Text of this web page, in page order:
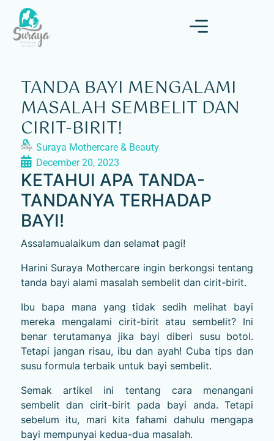
TANDA BAYI MENGALAMI
MASALAH SEMBELIT DAN
CIRIT-BIRIT!
Suraya Mothercare & Beauty
December 20, 2023
KETAHUI APA TANDA-
TANDANYA TERHADAP
BAYI!
Assalamualaikum dan selamat pagi!
Harini Suraya Mothercare ingin berkongsi tentang
tanda bayi alami masalah sembelit dan cirit-birit.
Ibu bapa mana yang tidak sedih melihat bayi
mereka mengalami cirit-birit atau sembelit? Ini
benar terutamanya jika bayi diberi susu botol.
Tetapi jangan risau, ibu dan ayah! Cuba tips dan
susu formula terbaik untuk bayi sembelit.
Semak artikel ini tentang cara menangani
sembelit dan cirit-birit pada bayi anda. Tetapi
sebelum itu, mari kita fahami dahulu mengapa
bayi mempunyai kedua-dua masalah.